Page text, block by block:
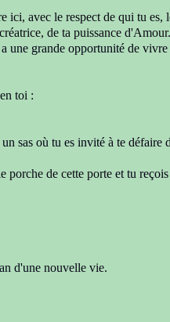
ici, avec le respect de qui tu es,
de ta puissance d'Amour.
une grande opportunité de vivre
toi :
un sas où tu es invité à te défaire
porche de cette porte et tu
d'une nouvelle vie.